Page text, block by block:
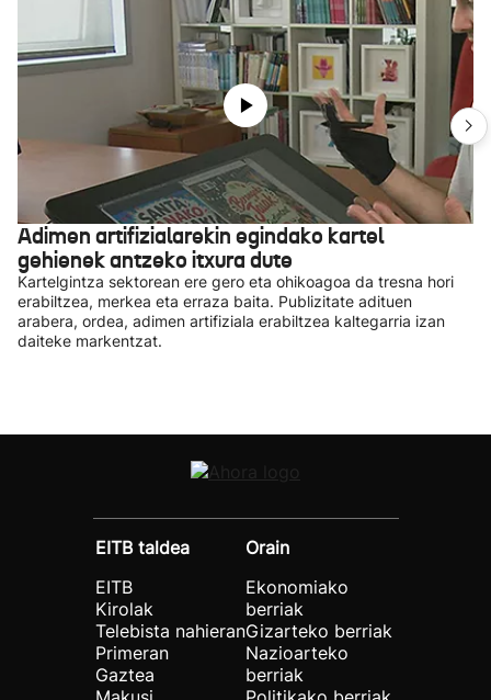
Adimen artifizialarekin egindako kartel
gehienek antzeko itxura dute
Kartelgintza sektorean ere gero eta ohikoagoa da tresna hori
erabiltzea, merkea eta erraza baita. Publizitate adituen
arabera, ordea, adimen artifiziala erabiltzea kaltegarria izan
daiteke markentzat.
EITB taldea
EITB
Kirolak
Telebista nahieran
Primeran
Gaztea
Orain
Ekonomiako
berriak
Gizarteko berriak
Nazioarteko
berriak